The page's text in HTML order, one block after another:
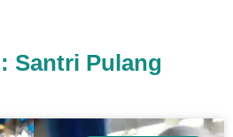
Santri Pulang